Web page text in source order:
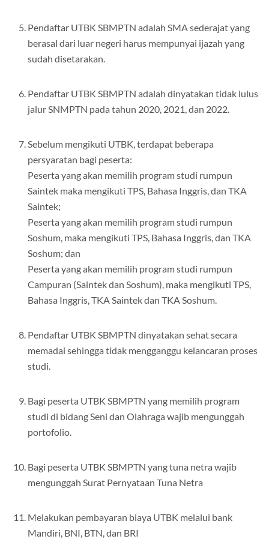
Pendaftar UTBK SBMPTN adalah SMA sederajat yang
berasal dari luar negeri harus mempunyai ijazah yang
sudah disetarakan.
Pendaftar UTBK SBMPTN adalah dinyatakan tidak lulus
jalur SNMPTN pada tahun 2020, 2021, dan 2022.
Sebelum mengikuti UTBK, terdapat beberapa
persyaratan bagi peserta:
Peserta yang akan memilih program studi rumpun
Saintek maka mengikuti TPS, Bahasa Inggris, dan TKA
Saintek;
Peserta yang akan memilih program studi rumpun
Soshum, maka mengikuti TPS, Bahasa Inggris, dan TKA
Soshum; dan
Peserta yang akan memilih program studi rumpun
Campuran (Saintek dan Soshum), maka mengikuti TPS,
Bahasa Inggris, TKA Saintek dan TKA Soshum.
Pendaftar UTBK SBMPTN dinyatakan sehat secara
memadai sehingga tidak mengganggu kelancaran proses
studi.
Bagi peserta UTBK SBMPTN yang memilih program
studi di bidang Seni dan Olahraga wajib mengunggah
portofolio.
Bagi peserta UTBK SBMPTN yang tuna netra wajib
mengunggah Surat Pernyataan Tuna Netra
Melakukan pembayaran biaya UTBK melalui bank
Mandiri, BNI, BTN, dan BRI